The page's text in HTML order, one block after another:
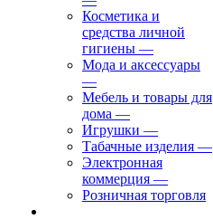
Косметика и
средства личной
гигиены —
Мода и аксессуары
—
Мебель и товары для
дома —
Игрушки —
Табачные изделия —
Электронная
коммерция —
Розничная торговля